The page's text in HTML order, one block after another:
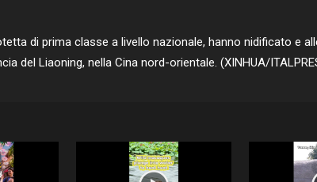
di prima classe a livello nazionale, hanno nidificato e
del Liaoning, nella Cina nord-orientale. (XINHUA/